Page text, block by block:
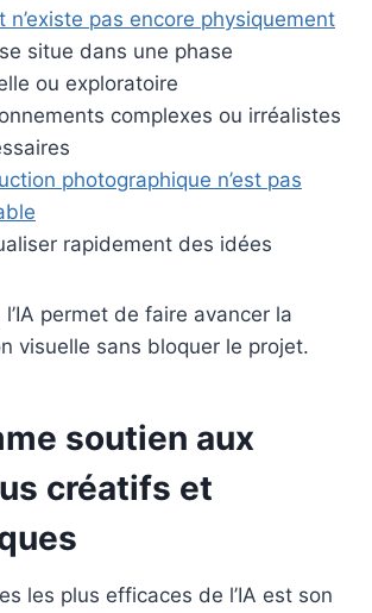
n’existe pas encore physiquement
situe dans une phase
ou exploratoire
complexes ou irréalistes
photographique n’est pas
rapidement des idées
permet de faire avancer la
visuelle sans bloquer le projet.
soutien aux
créatifs et
les plus efficaces de l’IA est son